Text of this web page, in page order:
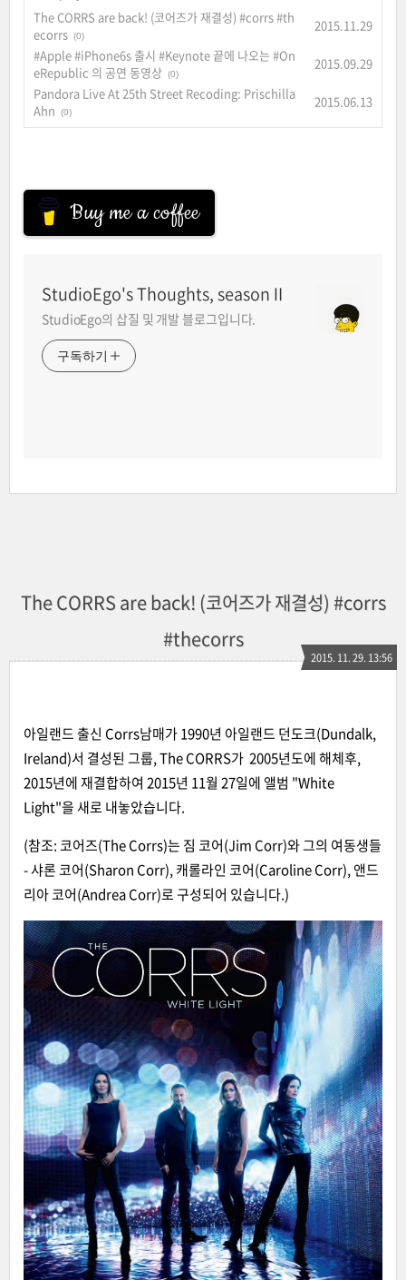
The CORRS are back! (코어즈가 재결성) #corrs #th
ecorrs (0)
2015.11.29
#Apple #iPhone6s 출시 #Keynote 끝에 나오는 #On
eRepublic 의 공연 동영상 (0)
2015.09.29
Pandora Live At 25th Street Recoding: Prischilla
Ahn
(0)
2015.06.13
Buy me a coffee
StudioEgo's Thoughts, seasonⅡ
StudioEgo의 삽질 및 개발 블로그입니다.
구독하기
The CORRS are back! (코어즈가 재결성) #corrs
#thecorrs
2015. 11. 29. 13:56
아일랜드 출신 Corrs남매가 1990년 아일랜드 던도크(Dundalk,
Ireland)서 결성된 그룹, The CORRS가 2005년도에 해체후,
2015년에 재결합하여 2015년 11월 27일에 앨범 "White
Light"을 새로 내놓았습니다.
(참조: 코어즈(The Corrs)는 짐 코어(Jim Corr)와 그의 여동생들
- 샤론 코어(Sharon Corr), 캐롤라인 코어(Caroline Corr), 앤드
리아 코어(Andrea Corr)로 구성되어 있습니다.)